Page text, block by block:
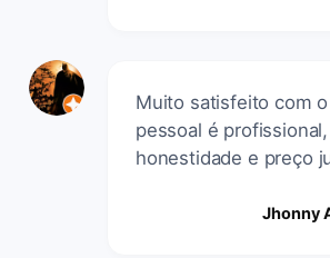
Muito satisfeito com
pessoal é
honestidade e preço
Jhonny